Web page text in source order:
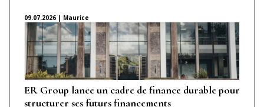
09.07.2026 | Maurice
ER Group lance un cadre de finance durable pour
structurer ses futurs financements